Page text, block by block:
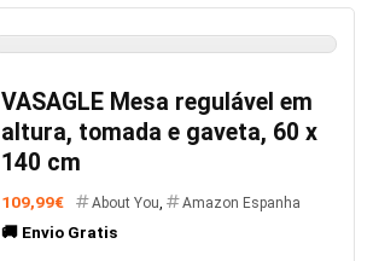
VASAGLE Mesa regulável em
altura, tomada e gaveta, 60 x
140 cm
109,99€ About You, Amazon Espanha
🚚 Envio Gratis